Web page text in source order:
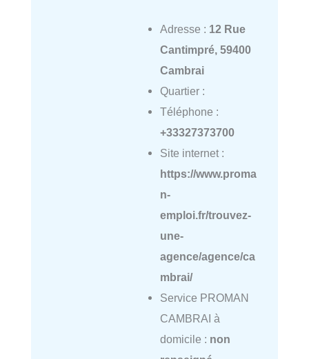
Adresse : 12 Rue
Cantimpré, 59400
Cambrai
Quartier :
Téléphone :
+33327373700
Site internet :
https://www.proma
n-
emploi.fr/trouvez-
une-
agence/agence/ca
mbrai/
Service PROMAN
CAMBRAI à
domicile : non